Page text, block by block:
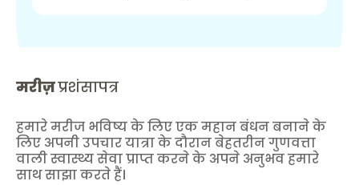
मरीज़प्रशंसापत्र
हमारे मरीज भविष्य के लिए एक महान बंधन बनाने के
लिए अपनी उपचार यात्रा के दौरान बेहतरीन गुणवत्ता
वाली स्वास्थ्य सेवा प्राप्त करने के अपने अनुभव हमारे
साथ साझा करते हैं।